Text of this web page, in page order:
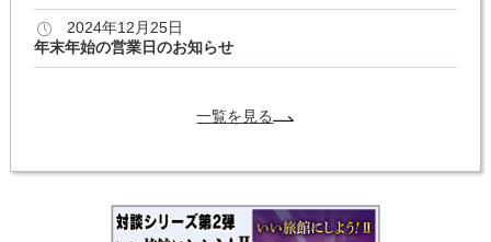
2024年12月25日
年末年始の営業日のお知らせ
一覧を見る